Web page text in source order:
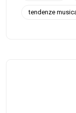
tendenze